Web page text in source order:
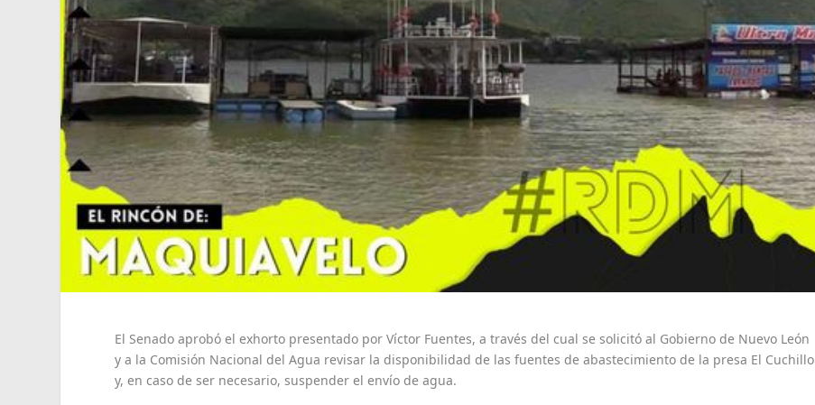
El Senado aprobó el exhorto presentado por Víctor Fuentes, a través del cual se solicitó al Gobierno de Nuevo León
y a la Comisión Nacional del Agua revisar la disponibilidad de las fuentes de abastecimiento de la presa El Cuchillo
y, en caso de ser necesario, suspender el envío de agua.